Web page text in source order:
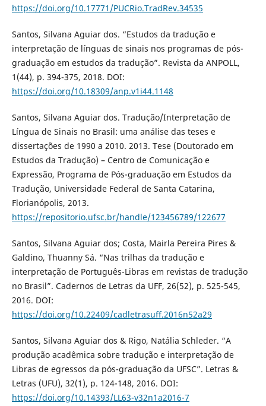
https://doi.org/10.17771/PUCRio.TradRev.34535
Santos, Silvana Aguiar dos. “Estudos da tradução e
interpretação de línguas de sinais nos programas de pós-
graduação em estudos da tradução”. Revista da ANPOLL,
1(44), p. 394-375, 2018. DOI:
https://doi.org/10.18309/anp.v1i44.1148
Santos, Silvana Aguiar dos. Tradução/Interpretação de
Língua de Sinais no Brasil: uma análise das teses e
dissertações de 1990 a 2010. 2013. Tese (Doutorado em
Estudos da Tradução) – Centro de Comunicação e
Expressão, Programa de Pós-graduação em Estudos da
Tradução, Universidade Federal de Santa Catarina,
Florianópolis, 2013.
https://repositorio.ufsc.br/handle/123456789/122677
Santos, Silvana Aguiar dos; Costa, Mairla Pereira Pires &
Galdino, Thuanny Sá. “Nas trilhas da tradução e
interpretação de Português-Libras em revistas de tradução
no Brasil”. Cadernos de Letras da UFF, 26(52), p. 525-545,
2016. DOI:
https://doi.org/10.22409/cadletrasuff.2016n52a29
Santos, Silvana Aguiar dos & Rigo, Natália Schleder. “A
produção acadêmica sobre tradução e interpretação de
Libras de egressos da pós-graduação da UFSC”. Letras &
Letras (UFU), 32(1), p. 124-148, 2016. DOI:
https://doi.org/10.14393/LL63-v32n1a2016-7